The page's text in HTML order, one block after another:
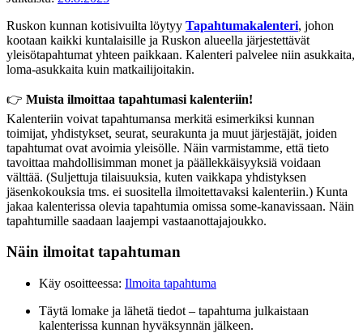
Ruskon kunnan kotisivuilta löytyy Tapahtumakalenteri, johon
kootaan kaikki kuntalaisille ja Ruskon alueella järjestettävät
yleisötapahtumat yhteen paikkaan. Kalenteri palvelee niin asukkaita,
loma-asukkaita kuin matkailijoitakin.
👉 Muista ilmoittaa tapahtumasi kalenteriin!
Kalenteriin voivat tapahtumansa merkitä esimerkiksi kunnan
toimijat, yhdistykset, seurat, seurakunta ja muut järjestäjät, joiden
tapahtumat ovat avoimia yleisölle. Näin varmistamme, että tieto
tavoittaa mahdollisimman monet ja päällekkäisyyksiä voidaan
välttää. (Suljettuja tilaisuuksia, kuten vaikkapa yhdistyksen
jäsenkokouksia tms. ei suositella ilmoitettavaksi kalenteriin.) Kunta
jakaa kalenterissa olevia tapahtumia omissa some-kanavissaan. Näin
tapahtumille saadaan laajempi vastaanottajajoukko.
Näin ilmoitat tapahtuman
Käy osoitteessa: Ilmoita tapahtuma
Täytä lomake ja lähetä tiedot – tapahtuma julkaistaan
kalenterissa kunnan hyväksynnän jälkeen.